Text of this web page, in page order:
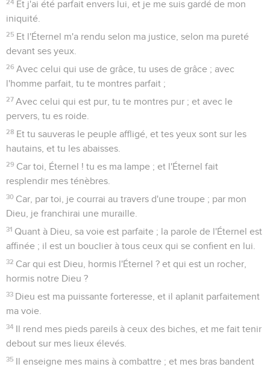
24 Et j'ai été parfait envers lui, et je me suis gardé de mon
iniquité.
25 Et l'Éternel m'a rendu selon ma justice, selon ma pureté
devant ses yeux.
26 Avec celui qui use de grâce, tu uses de grâce ; avec
l'homme parfait, tu te montres parfait ;
27 Avec celui qui est pur, tu te montres pur ; et avec le
pervers, tu es roide.
28 Et tu sauveras le peuple affligé, et tes yeux sont sur les
hautains, et tu les abaisses.
29 Car toi, Éternel ! tu es ma lampe ; et l'Éternel fait
resplendir mes ténèbres.
30 Car, par toi, je courrai au travers d'une troupe ; par mon
Dieu, je franchirai une muraille.
31 Quant à Dieu, sa voie est parfaite ; la parole de l'Éternel est
affinée ; il est un bouclier à tous ceux qui se confient en lui.
32 Car qui est Dieu, hormis l'Éternel ? et qui est un rocher,
hormis notre Dieu ?
33 Dieu est ma puissante forteresse, et il aplanit parfaitement
ma voie.
34 Il rend mes pieds pareils à ceux des biches, et me fait tenir
debout sur mes lieux élevés.
35 Il enseigne mes mains à combattre ; et mes bras bandent